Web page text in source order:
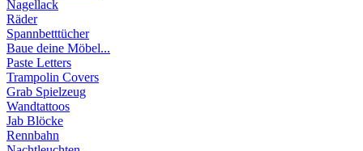
Nagellack
Räder
Spannbetttücher
Baue deine Möbel...
Paste Letters
Trampolin Covers
Grab Spielzeug
Wandtattoos
Jab Blöcke
Rennbahn